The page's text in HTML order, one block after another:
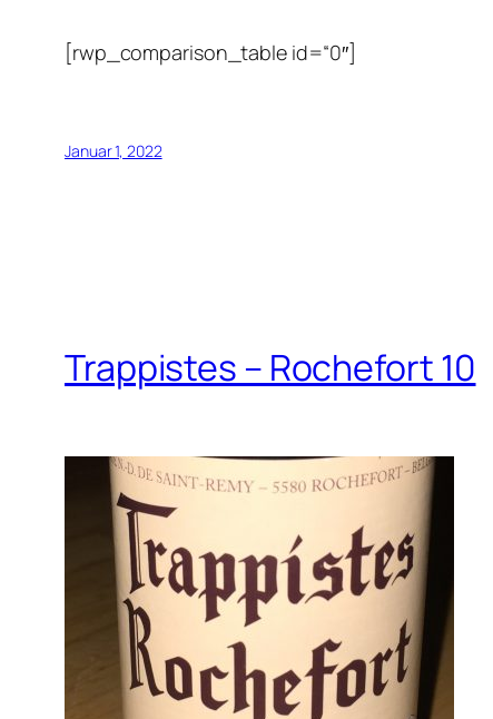
[rwp_comparison_table id=“0″]
Januar 1, 2022
Trappistes – Rochefort 10